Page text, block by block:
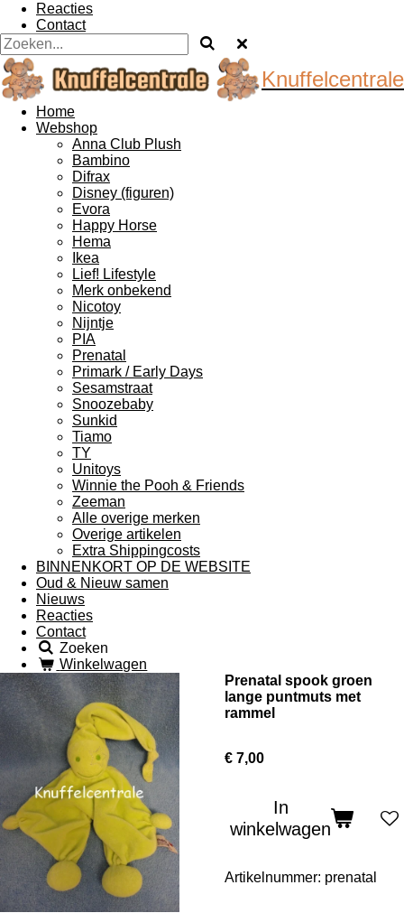
Reacties
Contact
Knuffelcentrale
Home
Webshop
Anna Club Plush
Bambino
Difrax
Disney (figuren)
Evora
Happy Horse
Hema
Ikea
Lief! Lifestyle
Merk onbekend
Nicotoy
Nijntje
PIA
Prenatal
Primark / Early Days
Sesamstraat
Snoozebaby
Sunkid
Tiamo
TY
Unitoys
Winnie the Pooh & Friends
Zeeman
Alle overige merken
Overige artikelen
Extra Shippingcosts
BINNENKORT OP DE WEBSITE
Oud & Nieuw samen
Nieuws
Reacties
Contact
Zoeken
Winkelwagen
Prenatal spook groen
lange puntmuts met
rammel
€ 7,00
In
winkelwagen
Artikelnummer: prenatal